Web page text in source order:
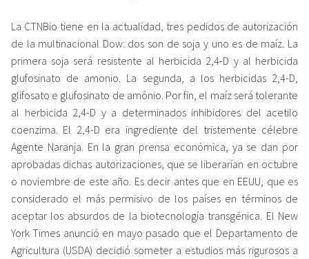
La CTNBio tiene en la actualidad, tres pedidos de autorización
de la multinacional Dow: dos son de soja y uno es de maíz. La
primera soja será resistente al herbicida 2,4-D y al herbicida
glufosinato de amonio. La segunda, a los herbicidas 2,4-D,
glifosato e glufosinato de amônio. Por fin, el maíz será tolerante
al herbicida 2,4-D y a determinados inhibidores del acetilo
coenzima. El 2,4-D era ingrediente del tristemente célebre
Agente Naranja. En la gran prensa económica, ya se dan por
aprobadas dichas autorizaciones, que se liberarían en octubre
o noviembre de este año. Es decir antes que en EEUU, que es
considerado el más permisivo de los países en términos de
aceptar los absurdos de la biotecnología transgénica. El New
York Times anunció en mayo pasado que el Departamento de
Agricultura (USDA) decidió someter a estudios más rigurosos a